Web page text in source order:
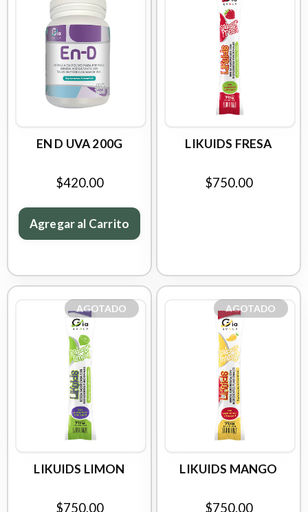
EN D UVA 200G
$420.00
Agregar al Carrito
LIKUIDS FRESA
$750.00
AGOTADO
LIKUIDS LIMON
$750.00
AGOTADO
LIKUIDS MANGO
$750.00